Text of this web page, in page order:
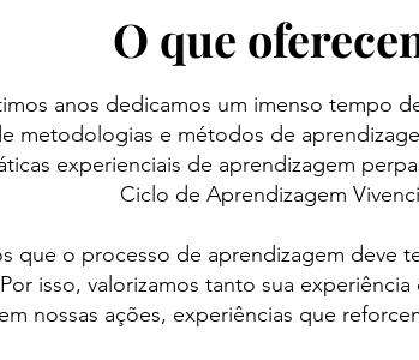
O que
anos dedicamos um imenso tempo
metodologias e métodos de
experienciais de aprendizagem
Ciclo de Aprendizagem
que o processo de aprendizagem deve
isso, valorizamos tanto sua
nossas ações, experiências que